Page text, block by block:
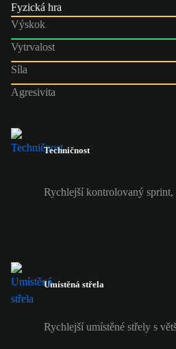
Fyzická hra
Výskok
Vytrvalost
Síla
Agresivita
Techničnost
Rychlejší kontrolovaný
Umístěná střela
Rychlejší umístěné střely s